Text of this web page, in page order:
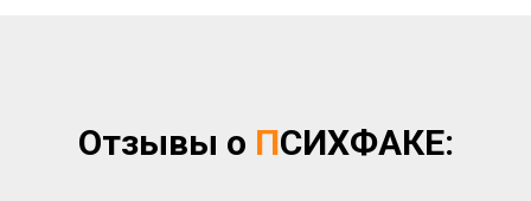
Отзывы о ПСИХФАКЕ: